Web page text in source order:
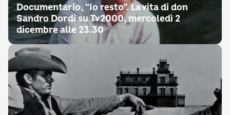
Documentario, “Io resto”. La vita di don
Sandro Dordi su Tv2000, mercoledì 2
dicembre alle 23.30